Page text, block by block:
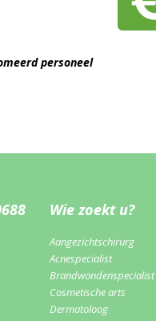
personeel
Wie zoekt u?
Aangezichtschirurg
Acnespecialist
Brandwondenspecialist
Cosmetische arts
Dermatoloog